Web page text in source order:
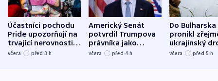
Účastníci pochodu
Pride upozorňují na
trvající nerovnosti i
společenskou
včera před 3 h
Americký Senát
potvrdil Trumpova
právníka jako
ministra
včera před 4 h
Do Bulharska
pronikl
ukrajinský
explodoval
včera před 5 h